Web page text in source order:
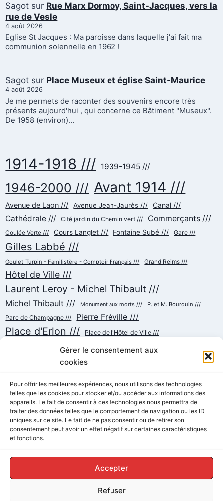
Gérer le consentement aux
cookies
Pour offrir les meilleures expériences, nous utilisons des technologies
telles que les cookies pour stocker et/ou accéder aux informations des
appareils. Le fait de consentir à ces technologies nous permettra de
traiter des données telles que le comportement de navigation ou les ID
uniques sur ce site. Le fait de ne pas consentir ou de retirer son
consentement peut avoir un effet négatif sur certaines caractéristiques
et fonctions.
Accepter
Refuser
Sagot sur Rue Marx Dormoy, Saint-Jacques, vers la
rue de Vesle
4 août 2026
Eglise St Jacques : Ma paroisse dans laquelle j'ai fait ma
communion solennelle en 1962 !
Sagot sur Place Museux et église Saint-Maurice
4 août 2026
Je me permets de raconter des souvenirs encore très
présents aujourd'hui , qui concerne ce Bâtiment "Museux".
De 1958 (environ)…
1914-1918 /// 1939-1945 ///
1946-2000 /// Avant 1914 ///
Avenue de Laon /// Avenue Jean-Jaurès /// Canal ///
Cathédrale /// Cité jardin du Chemin vert /// Commerçants ///
Coulée Verte /// Cours Langlet /// Fontaine Subé /// Gare ///
Gilles Labbé ///
Goulet-Turpin - Familistère - Comptoir Français /// Grand Reims ///
Hôtel de Ville ///
Laurent Leroy - Michel Thibault ///
Michel Thibault /// Monument aux morts /// P. et M. Bourquin ///
Parc de Champagne /// Pierre Fréville ///
Place d'Erlon /// Place de l'Hôtel de Ville ///
Place de la République /// Place du Cardinal Luçon ///
Place du Forum/des Marchés ///
Rue Buirette /// Rue Carnot /// Rue Chanzy /// Rue Colbert ///
Rue Cérès /// Rue de l'Etape /// Rue de Mars /// Rue de Talleyrand ///
Rue de Vesle /// Rue Thiers /// Succursalisme /// Tramway ///
École ///